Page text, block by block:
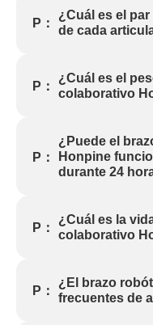
P：
¿Cuál es el
de cada
P：
¿Cuál es el
colaborativo
P：
¿Puede el
Honpine
durante 24
P：
¿Cuál es la
colaborativo
P：
¿El brazo
frecuentes de